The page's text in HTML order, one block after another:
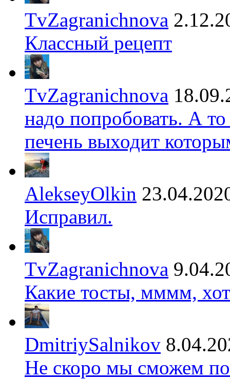
TvZagranichnova
Классный рецепт
TvZagranichnova
надо попробовать. А
печень выходит
AlekseyOlkin
Исправил.
TvZagranichnova
Какие тосты, мммм,
DmitriySalnikov
Не скоро мы сможем